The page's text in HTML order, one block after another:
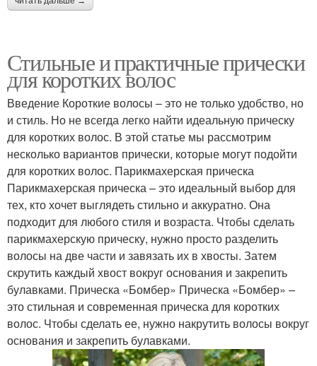
Стильные и практичные прически
для коротких волос
Введение Короткие волосы – это не только удобство, но
и стиль. Но не всегда легко найти идеальную прическу
для коротких волос. В этой статье мы рассмотрим
несколько вариантов прически, которые могут подойти
для коротких волос. Парикмахерская прическа
Парикмахерская прическа – это идеальный выбор для
тех, кто хочет выглядеть стильно и аккуратно. Она
подходит для любого стиля и возраста. Чтобы сделать
парикмахерскую прическу, нужно просто разделить
волосы на две части и завязать их в хвосты. Затем
скрутить каждый хвост вокруг основания и закрепить
булавками. Прическа «Бомбер» Прическа «Бомбер» –
это стильная и современная прическа для коротких
волос. Чтобы сделать ее, нужно накрутить волосы вокруг
основания и закрепить булавками.